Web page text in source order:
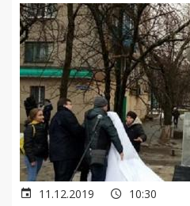
11.12.2019 10:30